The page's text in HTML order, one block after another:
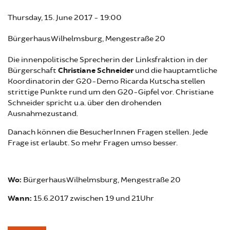
Thursday, 15. June 2017 - 19:00
Bürgerhaus Wilhelmsburg, Mengestraße 20
Die innenpolitische Sprecherin der Linksfraktion in der
Bürgerschaft Christiane Schneiderund die hauptamtliche
Koordinatorin der G20-Demo Ricarda Kutscha stellen
strittige Punkte rund um den G20-Gipfel vor. Christiane
Schneider spricht u.a. über den drohenden
Ausnahmezustand.
Danach können die BesucherInnen Fragen stellen. Jede
Frage ist erlaubt. So mehr Fragen umso besser.
Wo: Bürgerhaus Wilhelmsburg, Mengestraße 20
Wann: 15.6.2017 zwischen 19 und 21Uhr